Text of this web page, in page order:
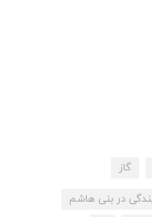
گاز
در بنی هاشم